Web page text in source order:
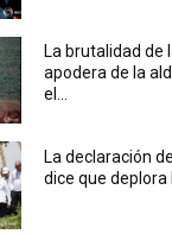
La brutalidad de
apodera de la
el...
La declaración
dice que deplora